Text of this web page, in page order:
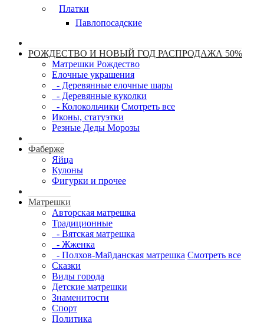
Платки
Павлопосадские
РОЖДЕСТВО И НОВЫЙ ГОД РАСПРОДАЖА 50%
Матрешки Рождество
Елочные украшения
- Деревянные елочные шары
- Деревянные куколки
- Колокольчики Смотреть все
Иконы, статуэтки
Резные Деды Морозы
Фаберже
Яйца
Кулоны
Фигурки и прочее
Матрешки
Авторская матрешка
Традиционные
- Вятская матрешка
- Жженка
- Полхов-Майданская матрешка Смотреть все
Сказки
Виды города
Детские матрешки
Знаменитости
Спорт
Политика